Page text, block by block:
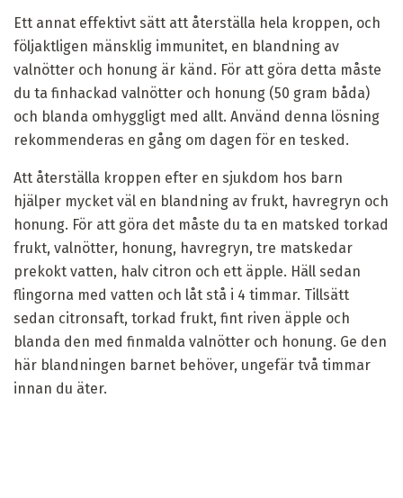
Ett annat effektivt sätt att återställa hela kroppen, och
följaktligen mänsklig immunitet, en blandning av
valnötter och honung är känd. För att göra detta måste
du ta finhackad valnötter och honung (50 gram båda)
och blanda omhyggligt med allt. Använd denna lösning
rekommenderas en gång om dagen för en tesked.
Att återställa kroppen efter en sjukdom hos barn
hjälper mycket väl en blandning av frukt, havregryn och
honung. För att göra det måste du ta en matsked torkad
frukt, valnötter, honung, havregryn, tre matskedar
prekokt vatten, halv citron och ett äpple. Häll sedan
flingorna med vatten och låt stå i 4 timmar. Tillsätt
sedan citronsaft, torkad frukt, fint riven äpple och
blanda den med finmalda valnötter och honung. Ge den
här blandningen barnet behöver, ungefär två timmar
innan du äter.